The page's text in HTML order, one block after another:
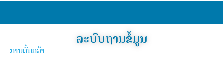
ລະບົບຖານຂໍ້ມູນ
ການຄົ້ນຄວ້າ